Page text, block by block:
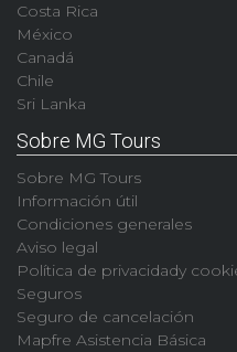
Costa Rica
México
Canadá
Chile
Sri Lanka
Sobre MG Tours
Sobre MG Tours
Información útil
Condiciones generales
Aviso legal
Política de privacidady
Seguros
Seguro de cancelación
Mapfre Asistencia Básica